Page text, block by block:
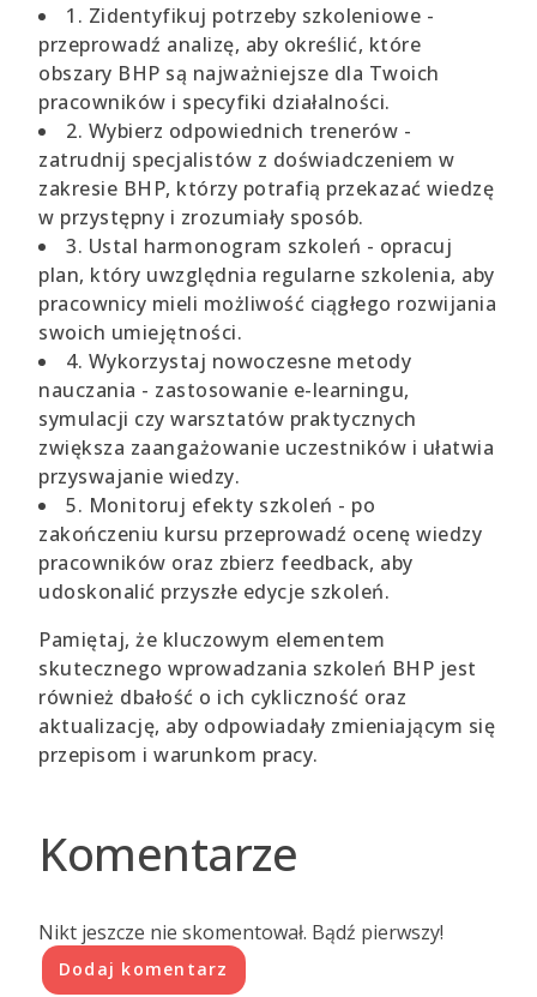
1. Zidentyfikuj potrzeby szkoleniowe -
przeprowadź analizę, aby określić, które
obszary BHP są najważniejsze dla Twoich
pracowników i specyfiki działalności.
2. Wybierz odpowiednich trenerów -
zatrudnij specjalistów z doświadczeniem w
zakresie BHP, którzy potrafią przekazać wiedzę
w przystępny i zrozumiały sposób.
3. Ustal harmonogram szkoleń - opracuj
plan, który uwzględnia regularne szkolenia, aby
pracownicy mieli możliwość ciągłego rozwijania
swoich umiejętności.
4. Wykorzystaj nowoczesne metody
nauczania - zastosowanie e-learningu,
symulacji czy warsztatów praktycznych
zwiększa zaangażowanie uczestników i ułatwia
przyswajanie wiedzy.
5. Monitoruj efekty szkoleń - po
zakończeniu kursu przeprowadź ocenę wiedzy
pracowników oraz zbierz feedback, aby
udoskonalić przyszłe edycje szkoleń.
Pamiętaj, że kluczowym elementem
skutecznego wprowadzania szkoleń BHP jest
również dbałość o ich cykliczność oraz
aktualizację, aby odpowiadały zmieniającym się
przepisom i warunkom pracy.
Komentarze
Nikt jeszcze nie skomentował. Bądź pierwszy!
Dodaj komentarz